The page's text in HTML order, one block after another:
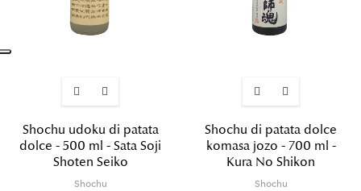
Shochu udoku di patata
dolce - 500 ml - Sata Soji
Shoten Seiko
Shochu
Shochu di patata dolce
komasa jozo - 700 ml -
Kura No Shikon
Shochu